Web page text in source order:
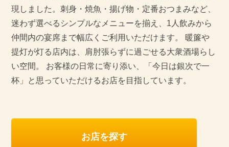
現しました。刺身・焼魚・揚げ物・定番おつまみなど、
迷わず選べるシンプルなメニューを揃え、1人飲みから
仲間内の宴席まで幅広くご利用いただけます。 暖簾や
提灯が灯る店内は、肩肘張らずに過ごせる大衆酒場らし
い空間。 お客様の日常に寄り添い、「今日は銀次で一
杯」と思っていただけるお店を目指しています。
お店を探す